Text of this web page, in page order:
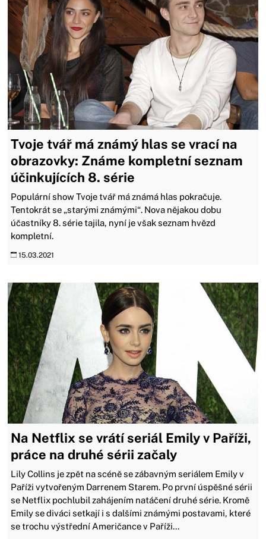
Tvoje tvář má známý hlas se vrací na
obrazovky: Známe kompletní seznam
účinkujících 8. série
Populární show Tvoje tvář má známá hlas pokračuje.
Tentokrát se „starými známými“. Nova nějakou dobu
účastníky 8. série tajila, nyní je však seznam hvězd
kompletní.
15.03.2021
Na Netflix se vrátí seriál Emily v Paříži,
práce na druhé sérii začaly
Lily Collins je zpět na scéně se zábavným seriálem Emily v
Paříži vytvořeným Darrenem Starem. Po první úspěšné sérii
se Netflix pochlubil zahájením natáčení druhé série. Kromě
Emily se diváci setkají i s dalšími známými postavami, které
se trochu výstřední Američance v Paříži...